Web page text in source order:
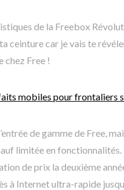
de la Freebox
ceinture car je vais te
Free !
mobiles pour frontaliers
de gamme de Free,
limitée en
de prix la deuxième
à Internet ultra-rapide